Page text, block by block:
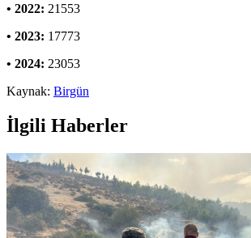
• 2022: 21553
• 2023: 17773
• 2024: 23053
Kaynak: Birgün
İlgili Haberler